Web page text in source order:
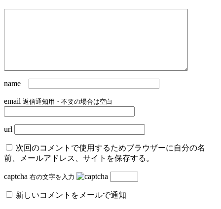
name
email 返信通知用・不要の場合は空白
url
次回のコメントで使用するためブラウザーに自分の名
前、メールアドレス、サイトを保存する。
captcha 右の文字を入力
新しいコメントをメールで通知